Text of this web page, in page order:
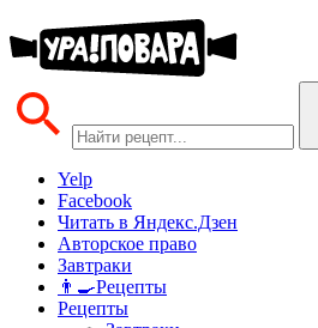
Yelp
Facebook
Читать в Яндекс.Дзен
Авторское право
Завтраки
👨‍🍳Рецепты
Рецепты